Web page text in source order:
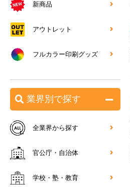
新商品
アウトレット
フルカラー印刷グッズ
業界別で探す
全業界から探す
官公庁・自治体
学校・塾・教育